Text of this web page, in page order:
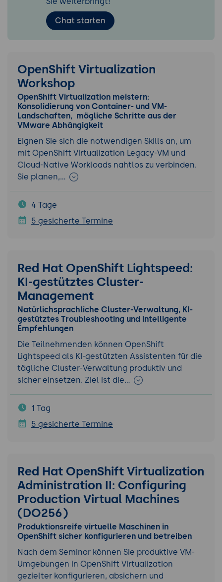
Chat starten
OpenShift Virtualization
Workshop
OpenShift Virtualization meistern:
Konsolidierung von Container- und VM-
Landschaften, mögliche Schritte aus der
VMware Abhängigkeit
Eignen Sie sich die notwendigen Skills an, um
mit OpenShift Virtualization Legacy-VM und
Cloud-Native Workloads nahtlos zu verbinden.
Sie planen,…
4 Tage
5 gesicherte Termine
Red Hat OpenShift Lightspeed:
KI-gestütztes Cluster-
Management
Natürlichsprachliche Cluster-Verwaltung, KI-
gestütztes Troubleshooting und intelligente
Empfehlungen
Die Teilnehmenden können OpenShift
Lightspeed als KI-gestützten Assistenten für die
tägliche Cluster-Verwaltung produktiv und
sicher einsetzen. Ziel ist die…
1 Tag
5 gesicherte Termine
Red Hat OpenShift Virtualization
Administration II: Configuring
Production Virtual Machines
(DO256)
Produktionsreife virtuelle Maschinen in
OpenShift sicher konfigurieren und betreiben
Nach dem Seminar können Sie produktive VM-
Umgebungen in OpenShift Virtualization
gezielter konfigurieren, absichern und